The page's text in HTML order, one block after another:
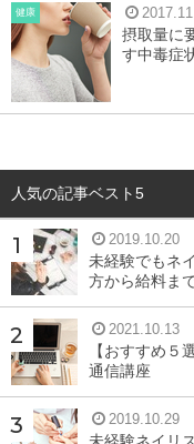
健康
摂取量に
す中毒症
人気の記事ベスト5
2019.10.20
未経験でもネ
方から給料ま
2021.10.13
【おすすめ５
通信講座
2019.10.29
未経験ネイリ